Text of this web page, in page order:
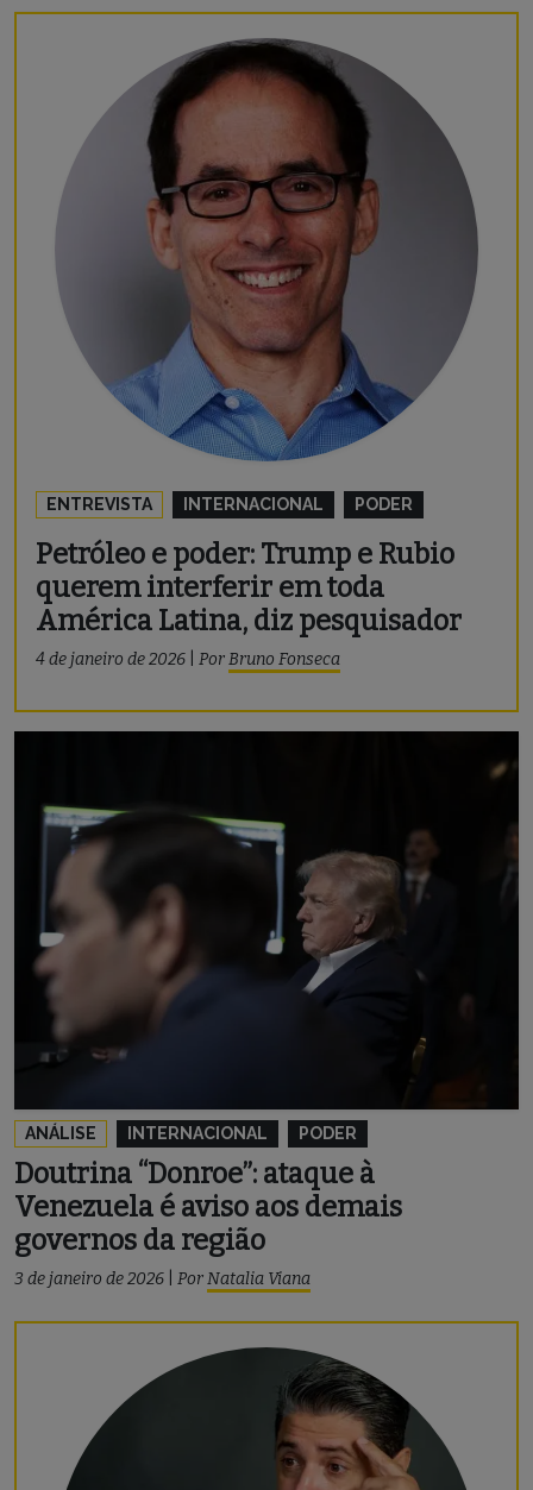
ENTREVISTA INTERNACIONAL PODER
Petróleo e poder: Trump e Rubio
querem interferir em toda
América Latina, diz pesquisador
4 de janeiro de 2026 PorBruno Fonseca
ANÁLISE INTERNACIONAL PODER
Doutrina “Donroe”: ataque à
Venezuela é aviso aos demais
governos da região
3 de janeiro de 2026 PorNatalia Viana